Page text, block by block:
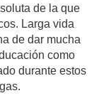
de la que
Larga vida
de dar mucha
como
durante estos